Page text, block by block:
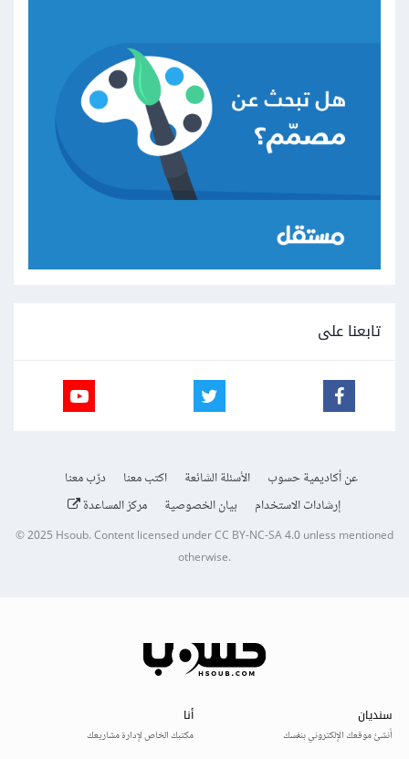
تابعنا على
عن أكاديمية حسوب الأسئلة الشائعة اكتب معنا
درّب معنا
إرشادات الاستخدام
بيان الخصوصية مركز المساعدة
© 2025Hsoub.Content licensed underCC BY-NC-SA 4.0unless mentioned
otherwise.